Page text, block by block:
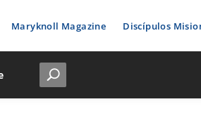
Maryknoll Magazine Discípulos